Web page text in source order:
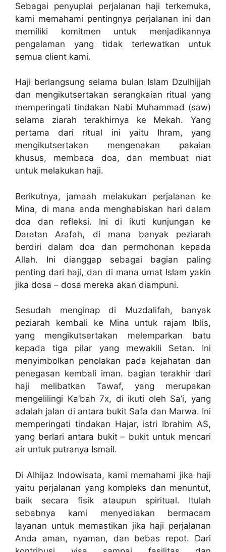
Sebagai penyuplai perjalanan haji terkemuka,
kami memahami pentingnya perjalanan ini dan
memiliki komitmen untuk menjadikannya
pengalaman yang tidak terlewatkan untuk
semua client kami.
Haji berlangsung selama bulan Islam Dzulhijjah
dan mengikutsertakan serangkaian ritual yang
memperingati tindakan Nabi Muhammad (saw)
selama ziarah terakhirnya ke Mekah. Yang
pertama dari ritual ini yaitu Ihram, yang
mengikutsertakan mengenakan pakaian
khusus, membaca doa, dan membuat niat
untuk melakukan haji.
Berikutnya, jamaah melakukan perjalanan ke
Mina, di mana anda menghabiskan hari dalam
doa dan refleksi. Ini di ikuti kunjungan ke
Daratan Arafah, di mana banyak peziarah
berdiri dalam doa dan permohonan kepada
Allah. Ini dianggap sebagai bagian paling
penting dari haji, dan di mana umat Islam yakin
jika dosa – dosa mereka akan diampuni.
Sesudah menginap di Muzdalifah, banyak
peziarah kembali ke Mina untuk rajam Iblis,
yang mengikutsertakan melemparkan batu
kepada tiga pilar yang mewakili Setan. Ini
menyimbolkan penolakan pada kejahatan dan
penegasan kembali iman. bagian terakhir dari
haji melibatkan Tawaf, yang merupakan
mengelilingi Ka’bah 7x, di ikuti oleh Sa’i, yang
adalah jalan di antara bukit Safa dan Marwa. Ini
memperingati tindakan Hajar, istri Ibrahim AS,
yang berlari antara bukit – bukit untuk mencari
air untuk putranya Ismail.
Di Alhijaz Indowisata, kami memahami jika haji
yaitu perjalanan yang kompleks dan menuntut,
baik secara fisik ataupun spiritual. Itulah
sebabnya kami menyediakan bermacam
layanan untuk memastikan jika haji perjalanan
Anda aman, nyaman, dan bebas repot. Dari